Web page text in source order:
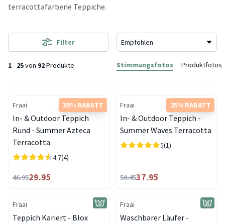
terracottafarbene Teppiche.
1- 25von 92Produkte
Filter
Stimmungsfotos Produktfotos
35% RABATT
Fraai
In- & Outdoor Teppich
Rund - Summer Azteca
Terracotta
4.7(4)
46.9529.95
25% RABATT
Fraai
In- & Outdoor Teppich -
Summer Waves Terracotta
5(1)
50.4537.95
Fraai
Teppich Kariert - Blox
Fraai
Waschbarer Läufer -